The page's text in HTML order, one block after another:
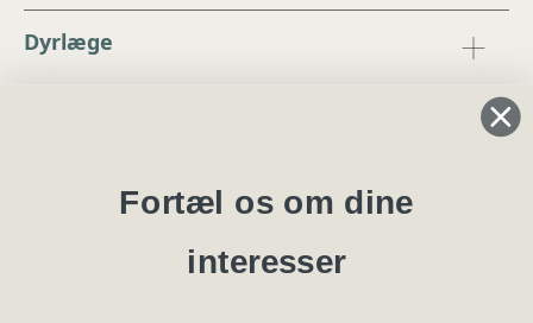
Dyrlæge
BlanketterFortæl os om dine
interesser